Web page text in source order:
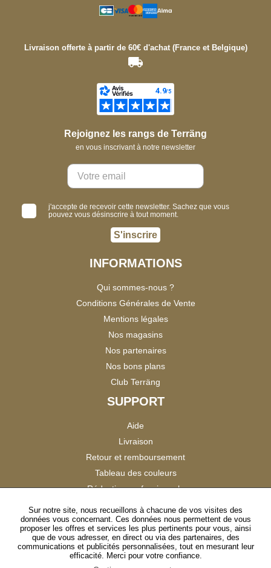
Livraison offerte à partir de 60€ d'achat (France et Belgique)
Rejoignez les rangs de Terräng
en vous inscrivant à notre newsletter
j'accepte de recevoir cette newsletter. Sachez que vous
pouvez vous désinscrire à tout moment.
S'inscrire
INFORMATIONS
Qui sommes-nous ?
Conditions Générales de Vente
Mentions légales
Nos magasins
Nos partenaires
Nos bons plans
Club Terräng
SUPPORT
Aide
Livraison
Retour et remboursement
Tableau des couleurs
Réduction professionnels
Satisfaction Clients
SUIVEZ-NOUS
Sur notre site, nous recueillons à chacune de vos visites des
données vous concernant. Ces données nous permettent de vous
proposer les offres et services les plus pertinents pour vous, ainsi
que de vous adresser, en direct ou via des partenaires, des
communications et publicités personnalisées, tout en mesurant leur
efficacité. Merci pour votre confiance.